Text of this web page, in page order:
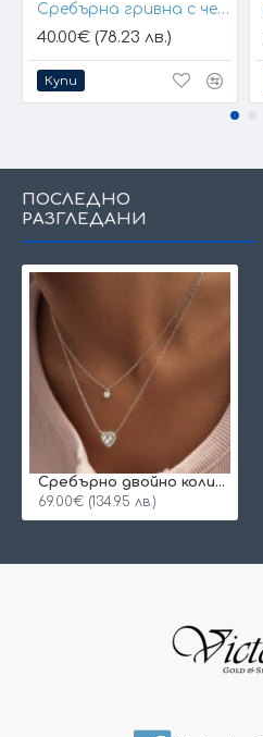
Сребърна гривна с черен конец и позлатени топчета
40.00€ (78.23 лв.)
Купи
ПОСЛЕДНО
РАЗГЛЕДАНИ
Сребърно двойно колие Heart
69.00€ (134.95 лв.)